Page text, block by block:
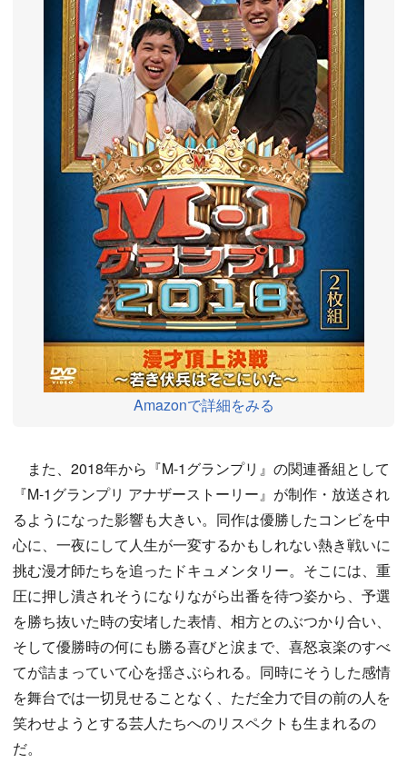
Amazonで詳細をみる
また、2018年から『M-1グランプリ』の関連番組として
『M-1グランプリ アナザーストーリー』が制作・放送され
るようになった影響も大きい。同作は優勝したコンビを中
心に、一夜にして人生が一変するかもしれない熱き戦いに
挑む漫才師たちを追ったドキュメンタリー。そこには、重
圧に押し潰されそうになりながら出番を待つ姿から、予選
を勝ち抜いた時の安堵した表情、相方とのぶつかり合い、
そして優勝時の何にも勝る喜びと涙まで、喜怒哀楽のすべ
てが詰まっていて心を揺さぶられる。同時にそうした感情
を舞台では一切見せることなく、ただ全力で目の前の人を
笑わせようとする芸人たちへのリスペクトも生まれるの
だ。